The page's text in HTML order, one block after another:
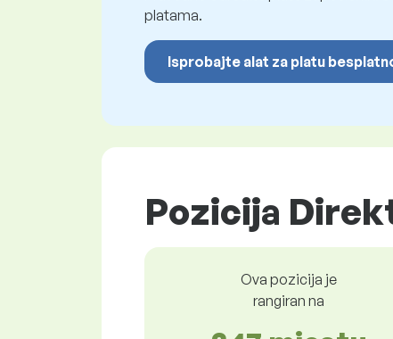
platama.
Isprobajte alat za platu
Pozicija
Ova pozicija je
rangiran na